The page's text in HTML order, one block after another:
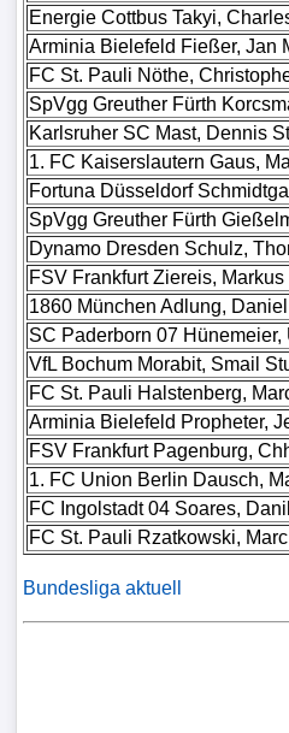
Energie Cottbus Takyi,
Arminia Bielefeld Fießer, Jan
FC St. Pauli Nöthe,
SpVgg Greuther Fürth
Karlsruher SC Mast, Dennis
1. FC Kaiserslautern Gaus,
Fortuna Düsseldorf
SpVgg Greuther Fürth
Dynamo Dresden Schulz,
FSV Frankfurt Ziereis,
1860 München Adlung,
SC Paderborn 07
VfL Bochum Morabit, Smail
FC St. Pauli Halstenberg,
Arminia Bielefeld Propheter,
FSV Frankfurt Pagenburg,
1. FC Union Berlin Dausch,
FC Ingolstadt 04 Soares,
FC St. Pauli Rzatkowski,
Bundesliga aktuell